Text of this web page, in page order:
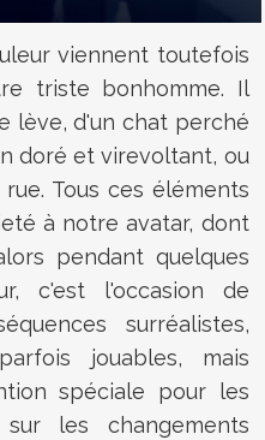
viennent toutefois
triste bonhomme. Il
lève, d'un chat perché
doré et virevoltant, ou
Tous ces éléments
à notre avatar, dont
pendant quelques
c'est l'occasion de
surréalistes,
jouables, mais
spéciale pour les
les changements